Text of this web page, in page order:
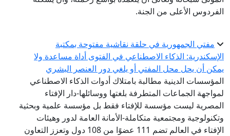
الفردوس الأعلى من الجنة.
مفتي الجمهورية في حلقة نقاشية مفتوحة بمكتبة
الإسكندرية: الذكاء الاصطناعي في الفتوى أداة مساعدة ولا
يمكن أن يحل محل المفتي أو يلغي دور العنصر البشري
المؤسسات الدينية مطالبة بامتلاك أدوات الذكاء الاصطناعي
لمواجهة الجماعات المتطرفة بلغتها ووسائلها-دار الإفتاء
المصرية ليست مؤسسة للإفتاء فقط بل مؤسسة علمية وبحثية
وتكنولوجية ومجتمعية متكاملة-الأمانة العامة لدور وهيئات
الإفتاء في العالم تضم 111 عضوًا من 108 دول وتعزز التعاون